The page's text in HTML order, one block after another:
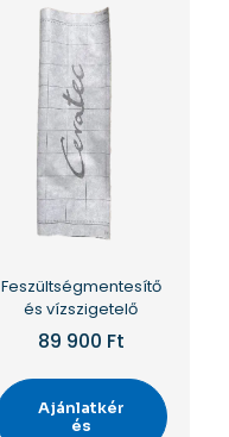
Feszültségmentesítő
és vízszigetelő
89 900 Ft
Ajánlatkér
és